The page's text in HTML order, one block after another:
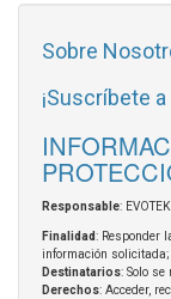
Sobre
¡Suscríbete
Responsable:
Finalidad: Responder
información solicitada;
Destinatarios: Solo
Derechos: Acceder,